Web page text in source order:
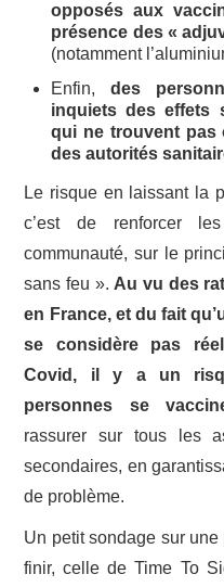
opposés aux
présence des «
(notamment
Enfin,des
inquiets des effets
qui ne trouvent pas
des autorités
Le risque en laissant la
c’est de renforcer
communauté, sur le
sans feu ». Au vu des
en France, et du fait
se considère pas
Covid, il y a un
personnes se
rassurer sur tous les
secondaires, en
de problème.
Un petit sondage sur
finir, celle de Time To